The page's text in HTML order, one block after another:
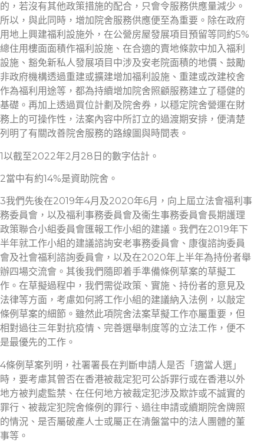
的，若沒有其他政策措施的配合，只會令服務供應量減少。
所以，與此同時，增加院舍服務供應便至為重要。除在政府
用地上興建福利設施外，在公營房屋發展項目預留等同約5%
總住用樓面面積作福利設施、在合適的賣地條款中加入福利
設施、豁免新私人發展項目中涉及安老院面積的地價、鼓勵
非政府機構透過重建或擴建增加福利設施、重建或改建校舍
作為福利用途等，都為持續增加院舍照顧服務建立了穩健的
基礎。再加上透過買位計劃及院舍券，以穩定院舍營運在財
務上的可操作性，法案內容中所訂立的過渡期安排，便清楚
列明了有關改善院舍服務的路線圖與時間表。
1以截至2022年2月28日的數字估計。
2當中有約14%是資助院舍。
3我們先後在2019年4月及2020年6月，向上屆立法會福利事
務委員會，以及福利事務委員會及衞生事務委員會長期護理
政策聯合小組委員會匯報工作小組的建議。我們在2019年下
半年就工作小組的建議諮詢安老事務委員會、康復諮詢委員
會及社會福利諮詢委員會，以及在2020年上半年為持份者舉
辦四場交流會。其後我們隨即着手準備條例草案的草擬工
作。在草擬過程中，我們需從政策、實施、持份者的意見及
法律等方面，考慮如何將工作小組的建議納入法例，以敲定
條例草案的細節。雖然此項院舍法案草擬工作亦屬重要，但
相對過往三年對抗疫情、完善選舉制度等的立法工作，便不
是最優先的工作。
4條例草案列明，社署署長在判斷申請人是否「適當人選」
時，要考慮其曾否在香港被裁定犯可公訴罪行或在香港以外
地方被判處監禁、在任何地方被裁定犯涉及欺詐或不誠實的
罪行、被裁定犯院舍條例的罪行、過往申請或續期院舍牌照
的情況、是否屬破產人士或屬正在清盤當中的法人團體的董
事等。